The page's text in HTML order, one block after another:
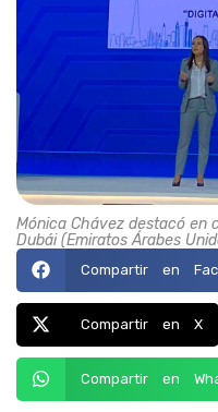
Mónica Chávez destacó en
Dubái (Emiratos Árabes
Compartir en
Compartir en X
Compartir en